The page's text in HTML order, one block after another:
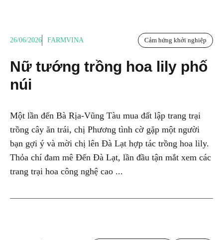
26/06/2026 FARMVINA Cảm hứng khởi nghiệp
Nữ tướng trồng hoa lily phố
núi
Một lần đến Bà Rịa-Vũng Tàu mua đất lập trang trại
trồng cây ăn trái, chị Phương tình cờ gặp một người
bạn gợi ý và mời chị lên Đà Lạt hợp tác trồng hoa lily.
Thỏa chí đam mê Đến Đà Lạt, lần đầu tận mắt xem các
trang trại hoa công nghệ cao ...